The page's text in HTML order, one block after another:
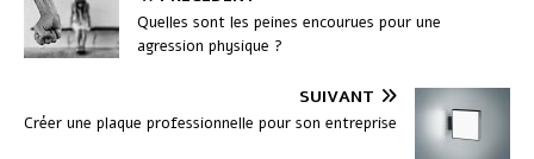
Quelles sont les peines encourues pour une
agression physique ?
SUIVANT
Créer une plaque professionnelle pour son entreprise